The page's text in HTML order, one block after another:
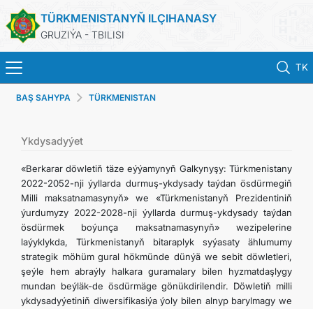
TÜRKMENISTANYŇ ILÇIHANASY
GRUZIÝA - TBILISI
TK
BAŞ SAHYPA
TÜRKMENISTAN
KONSULLYK HYZMATLARY
DIM
ARAGATNAŞYK
BAŞ SAHYPA TÜRKMENISTAN
Ykdysadyýet
«Berkarar döwletiň täze eýýamynyň Galkynyşy: Türkmenistany
2022-2052-nji ýyllarda durmuş-ykdysady taýdan ösdürmegiň
Milli maksatnamasynyň» we «Türkmenistanyň Prezidentiniň
ýurdumyzy 2022-2028-nji ýyllarda durmuş-ykdysady taýdan
ösdürmek boýunça maksatnamasynyň» wezipelerine
laýyklykda, Türkmenistanyň bitaraplyk syýasaty ählumumy
strategik möhüm gural hökmünde dünýä we sebit döwletleri,
şeýle hem abraýly halkara guramalary bilen hyzmatdaşlygy
mundan beýläk-de ösdürmäge gönükdirilendir. Döwletiň milli
ykdysadyýetiniň diwersifikasiýa ýoly bilen alnyp barylmagy we